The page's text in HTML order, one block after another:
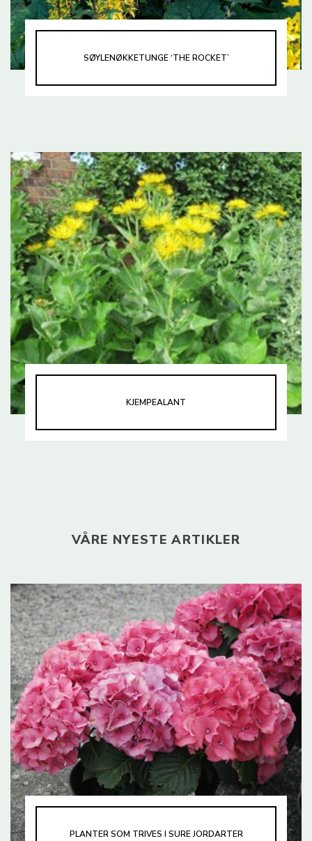
SØYLENØKKETUNGE ‘THE ROCKET’
KJEMPEALANT
VÅRE NYESTE ARTIKLER
PLANTER SOM TRIVES I SURE JORDARTER